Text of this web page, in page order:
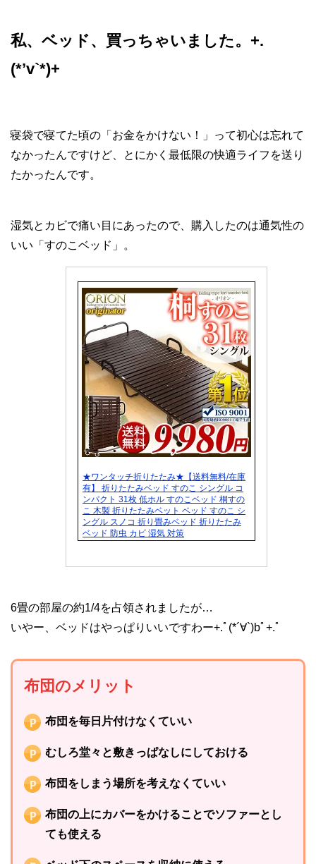
私、ベッド、買っちゃいました。+.
(*’v`*)+
寝袋で寝てた頃の「お金をかけない！」って初心は忘れて
なかったんですけど、とにかく最低限の快適ライフを送り
たかったんです。
湿気とカビで痛い目にあったので、購入したのは通気性の
いい「すのこベッド」。
★ワンタッチ折りたたみ★【送料無料/在庫
有】 折りたたみベッド すのこ シングル コ
ンパクト 31枚 低ホル すのこベッド 桐すの
こ 木製 折りたたみベット ベッド すのこ シ
ングル スノコ 折り畳みベッド 折りたたみ
ベッド 防虫 カビ 湿気 対策
6畳の部屋の約1/4を占領されましたが…
いやー、ベッドはやっぱりいいですわー+.ﾟ(*´∀`)bﾟ+.ﾟ
布団のメリット
布団を毎日片付けなくていい
むしろ堂々と敷きっぱなしにしておける
布団をしまう場所を考えなくていい
布団の上にカバーをかけることでソファーとし
ても使える